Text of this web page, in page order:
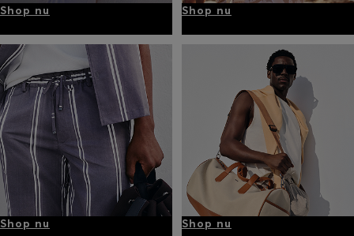
Shop nu Shop nu
Shop nu Shop nu